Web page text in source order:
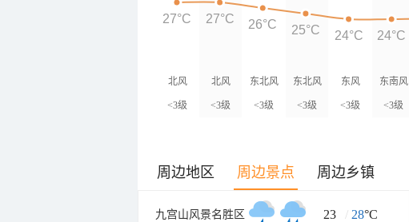
北风
<3级
北风
<3级
东北风
<3级
东北风
<3级
东风
<3级
东南风
<3级
27°C 27°C 26°C 25°C 24°C 24°C
周边地区 周边景点 周边乡镇
九宫山风景名胜区 23 / 28°C